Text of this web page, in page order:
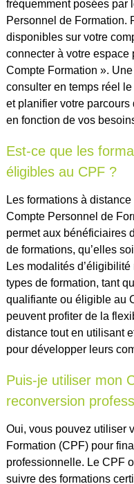
fréquemment posées par
Personnel de Formation.
disponibles sur votre
connecter à votre espace
Compte Formation ».
consulter en temps réel
et planifier votre
en fonction de vos
Est-ce que les
éligibles au CPF ?
Les formations à
Compte Personnel de
permet aux bénéficiaires
de formations, qu’elles
Les modalités
types de formation, tant
qualifiante ou éligible au
peuvent profiter de la
distance tout en utilisant
pour développer leurs
Puis-je utiliser mon
reconversion
Oui, vous pouvez utiliser
Formation (CPF) pour
professionnelle. Le CPF
suivre des formations